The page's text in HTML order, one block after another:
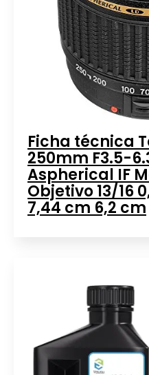
Ficha técnica
250mm F3.5-
Aspherical IF
Objetivo 13/16
7,44 cm 6,2 cm